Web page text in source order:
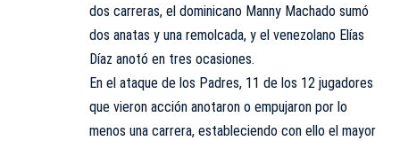
dos carreras, el dominicano Manny Machado sumó
dos anatas y una remolcada, y el venezolano Elías
Díaz anotó en tres ocasiones.
En el ataque de los Padres, 11 de los 12 jugadores
que vieron acción anotaron o empujaron por lo
menos una carrera, estableciendo con ello el mayor